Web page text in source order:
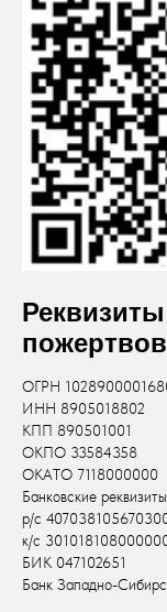
ОГРН
ИНН 8905018802
КПП 890501001
ОКПО 33584358
ОКАТО 7118000000
Банковские
р/с
к/с
БИК 047102651
Банк Западно-